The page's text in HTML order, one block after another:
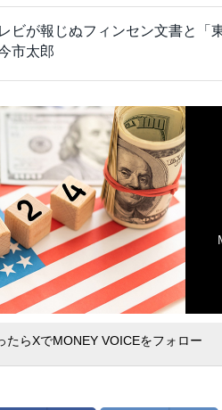
ビが報じぬフィンセン文書と「
市太郎
たらXでMONEY VOICEをフォロー